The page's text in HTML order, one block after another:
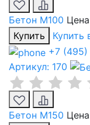
Бетон М100
Купить
Купить
+7
Артикул: 170
Бетон М150